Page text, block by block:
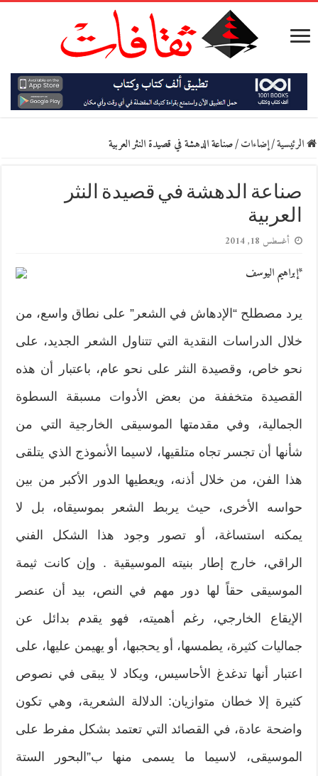
الرئيسية/إضاءات/صناعة الدهشة في قصيدة النثر العربية
صناعة الدهشة في قصيدة النثر
العربية
أغسطس 18, 2014
*إبراهيم اليوسف
يرد مصطلح “الإدهاش في الشعر” على نطاق واسع، من
خلال الدراسات النقدية التي تتناول الشعر الجديد، على
نحو خاص، وقصيدة النثر على نحو عام، باعتبار أن هذه
القصيدة متخففة من بعض الأدوات مسبقة السطوة
الجمالية، وفي مقدمتها الموسيقى الخارجية التي من
شأنها أن تجسر تجاه متلقيها، لاسيما الأنموذج الذي يتلقى
هذا الفن، من خلال أذنه، ويعطيها الدور الأكبر من بين
حواسه الأخرى، حيث يربط الشعر بموسيقاه، بل لا
يمكنه استساغة، أو تصور وجود هذا الشكل الفني
الراقي، خارج إطار بنيته الموسيقية . وإن كانت ثيمة
الموسيقى حقاً لها دور مهم في النص، بيد أن عنصر
الإيقاع الخارجي، رغم أهميته، فهو يقدم بدائل عن
جماليات كثيرة، يطمسها، أو يحجبها، أو يهيمن عليها، على
اعتبار أنها تدغدغ الأحاسيس، ويكاد لا يبقى في نصوص
كثيرة إلا خطان متوازيان: الدلالة الشعرية، وهي تكون
واضحة عادة، في القصائد التي تعتمد بشكل مفرط على
الموسيقى، لاسيما ما يسمى منها ب”البحور الستة